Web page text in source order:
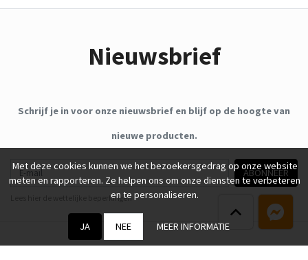
Nieuwsbrief
Schrijf je in voor onze nieuwsbrief en blijf op de hoogte van
nieuwe producten.
E-mail
ABONNEER
Lees hier de wettelijke beperkingen
Met deze cookies kunnen we het bezoekersgedrag op onze website
meten en rapporteren. Ze helpen ons om onze diensten te verbeteren
en te personaliseren.
JA NEE MEER INFORMATIE